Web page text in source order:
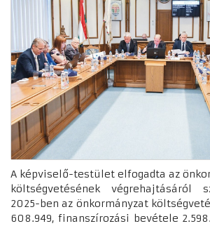
A képviselő-testület elfogadta az
költségvetésének végrehajtásáról
2025-ben az önkormányzat
608.949, finanszírozási bevétele